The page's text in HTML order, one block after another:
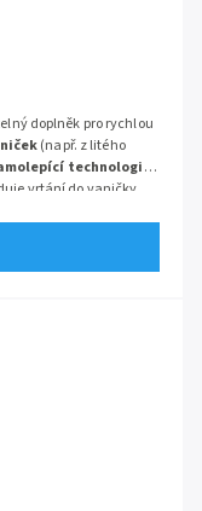
doplněk pro rychlou
(např. z litého
technologii
vrtání do vaničky.
potřebné výšky.